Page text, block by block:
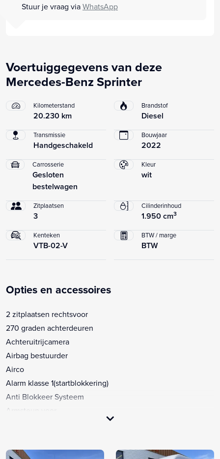
Stuur je vraag viaWhatsApp
Voertuiggegevens van deze
Mercedes-Benz Sprinter
Kilometerstand
20.230 km
Brandstof
Diesel
Transmissie
Handgeschakeld
Bouwjaar
2022
Carrosserie
Gesloten
bestelwagen
Kleur
wit
Zitplaatsen
3
Cilinderinhoud
1.950 cm3
Kenteken
VTB-02-V
BTW / marge
BTW
Opties en accessoires
2 zitplaatsen rechtsvoor
270 graden achterdeuren
Achteruitrijcamera
Airbag bestuurder
Airco
Alarm klasse 1(startblokkering)
Anti Blokkeer Systeem
Armsteun voor
Bandenspanningscontrolesysteem
Centrale deurvergrendeling met afstandsbediening